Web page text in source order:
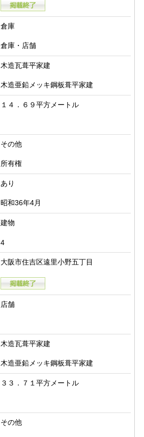
倉庫
倉庫・店舗
木造瓦葺平家建
木造亜鉛メッキ鋼板葺平家建
１４．６９平方メートル
その他
所有権
あり
昭和36年4月
建物
4
大阪市住吉区遠里小野五丁目
店舗
木造瓦葺平家建
木造亜鉛メッキ鋼板葺平家建
３３．７１平方メートル
その他